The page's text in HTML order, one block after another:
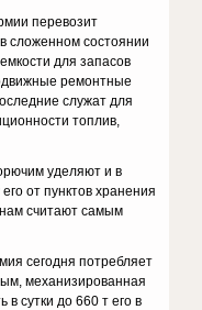
перевозит
сложенном состоянии
для запасов
ремонтные
служат для
топлив,
уделяют и в
от пунктов хранения
считают самым
сегодня потребляет
механизированная
сутки до 660 т его в